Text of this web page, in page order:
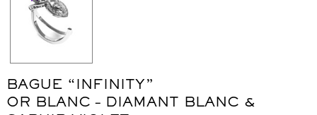
BAGUE “INFINITY”
OR BLANC – DIAMANT BLANC &